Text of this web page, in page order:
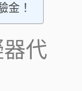
金！
代